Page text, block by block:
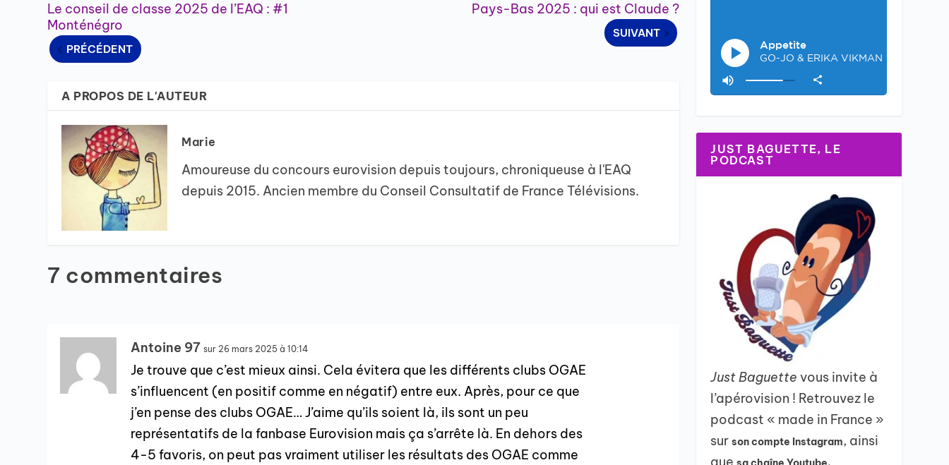
Le conseil de classe 2025 de l’EAQ : #1
Monténégro
PRÉCÉDENT
Pays-Bas 2025 : qui est Claude ?
SUIVANT
A PROPOS DE L'AUTEUR
Marie
Amoureuse du concours eurovision depuis toujours, chroniqueuse à l'EAQ
depuis 2015. Ancien membre du Conseil Consultatif de France Télévisions.
7 commentaires
Antoine 97 sur 26 mars 2025 à 10:14
Je trouve que c’est mieux ainsi. Cela évitera que les différents clubs OGAE
s’influencent (en positif comme en négatif) entre eux. Après, pour ce que
j’en pense des clubs OGAE… J’aime qu’ils soient là, ils sont un peu
représentatifs de la fanbase Eurovision mais ça s’arrête là. En dehors des
4-5 favoris, on peut pas vraiment utiliser les résultats des OGAE comme
JUST BAGUETTE, LE
PODCAST
Just Baguettevous invite à
l’apérovision ! Retrouvez le
podcast « made in France »
surson compte Instagram, ainsi